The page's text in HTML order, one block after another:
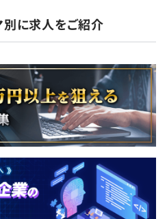
別に求人をご紹介